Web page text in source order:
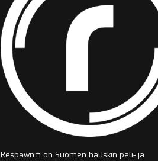
Respawn.fi on Suomen hauskin peli- ja